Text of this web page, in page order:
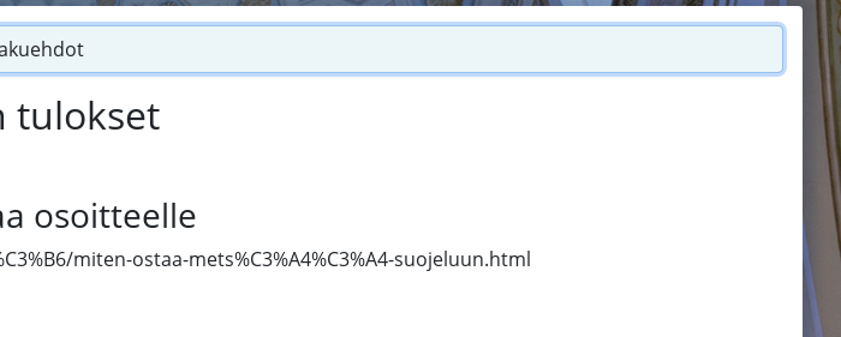
tulokset
osoitteelle
miten-ostaa-mets%C3%A4%C3%A4-suojeluun.html